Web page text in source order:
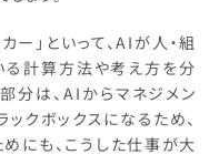
ー」といって、AIが人・組
る計算方法や考え方を分
分は、AIからマネジメン
クボックスになるため、
にも、こうした仕事が大